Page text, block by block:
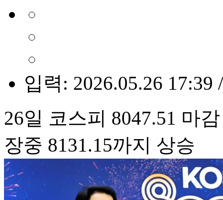
입력: 2026.05.26 17:39
26일 코스피 8047.51 마감
장중 8131.15까지 상승